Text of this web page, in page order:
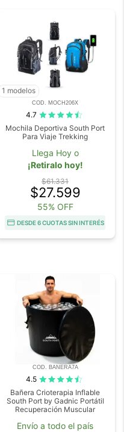
1 modelos
COD. MOCH206X
4.7
Mochila Deportiva South Port
Para Viaje Trekking
Llega Hoy o
¡Retiralo hoy!
$61.331
$27.599
55% OFF
DESDE 6 CUOTAS SIN INTERÉS
COD. BANERA7A
4.5
Bañera Crioterapia Inflable
South Port by Gadnic Portátil
Recuperación Muscular
Envío a todo el país